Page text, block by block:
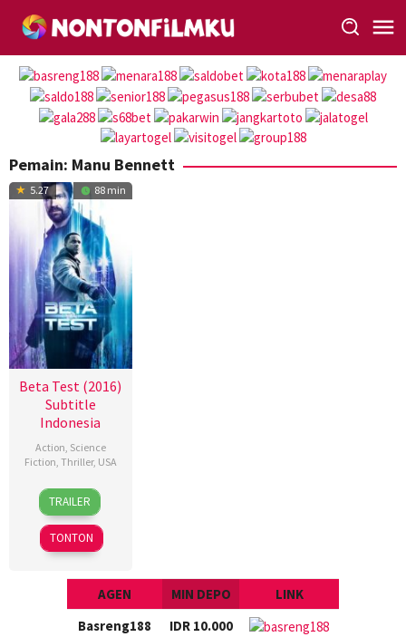
Pemain: Manu Bennett
5.27 88 min
Beta Test (2016)
Subtitle
Indonesia
Action, Science
Fiction, Thriller, USA
22
Jul
2016
Nicholas
Gyeney
TRAILER
TONTON
AGEN MIN DEPO
LINK
Basreng188
IDR 10.000